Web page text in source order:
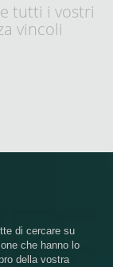
tutti i vostri
vincoli
di cercare su
che hanno lo
della vostra